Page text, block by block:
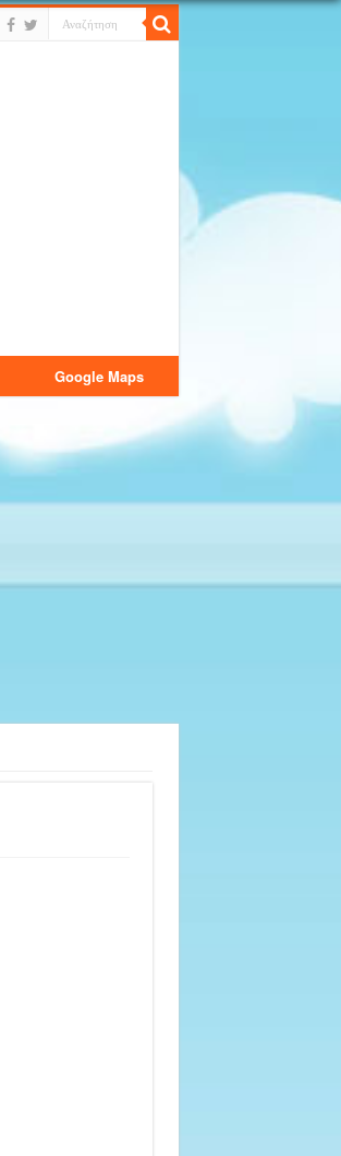
Google Maps